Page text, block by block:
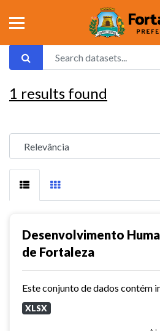
1 results found
Desenvolvimento
de Fortaleza
XLSX